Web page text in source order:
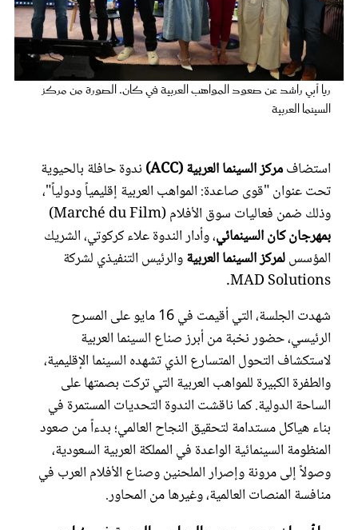
ريا أبي راشد عن صعود المواهب العربية في كان. الصورة من مركز
السينما العربية
استضافمركز السينما العربية(ACC)
ندوة حافلة بالحيوية
تحت عنوان "قوى صاعدة: المواهب العربية إقليمياً ودولياً"،
وذلك ضمن فعاليات سوق الأفلام (Marché du Film)
بمهرجان كان السينمائي، وأدار الندوة علاء كركوتي، الشريك
المؤسسلمركز السينما العربيةوالرئيس التنفيذي لشركة
MAD Solutions.
شهدت الجلسة، التي أقيمت في 16 مايو على المسرح
الرئيسي، حضور نخبة من أبرز صناع السينما العربية
لاستكشاف التحول المتسارع الذي تشهده السينما الإقليمية،
والطفرة الكبيرة للمواهب العربية التي تركت بصمتها على
الساحة الدولية. كما ناقشت الندوة التحديات المستمرة في
بناء هياكل مستدامة لتحقيق النجاح العالمي؛ بدءاً من صعود
المنظومة السينمائية الواعدة في المملكة العربية السعودية،
وصولاً إلى مرونة وإصرار الملحنين وصناع الأفلام العرب في
منافسة المنصات العالمية، وغيرها من المحاور.
عروس سيدتي
مجلة سيدتي